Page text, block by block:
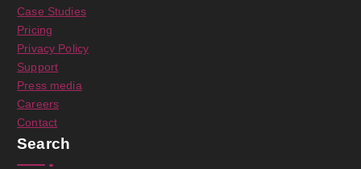
Case Studies
Pricing
Privacy Policy
Support
Press media
Careers
Contact
Search